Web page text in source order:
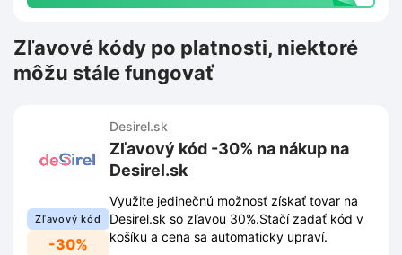
Zľavové kódy po platnosti, niektoré
môžu stále fungovať
Zľavový kód
-30%
Desirel.sk
Zľavový kód -30% na nákup na
Desirel.sk
Využite jedinečnú možnosť získať tovar na
Desirel.sk so zľavou 30%.Stačí zadať kód v
košíku a cena sa automaticky upraví.